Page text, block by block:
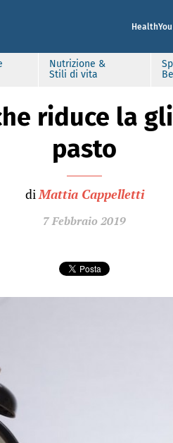
HealthYou
Nutrizione &
Stili di vita
riduce la
pasto
diMattia Cappelletti
7 Febbraio 2019